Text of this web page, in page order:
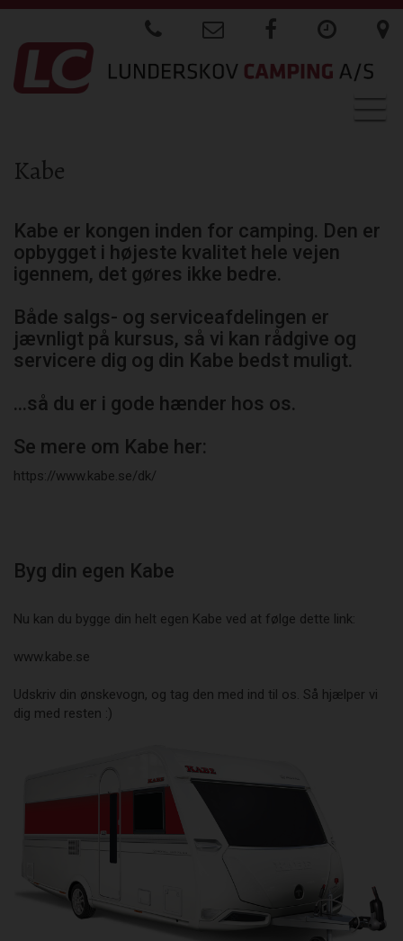
Kabe
Kabe er kongen inden for camping. Den er
opbygget i højeste kvalitet hele vejen
igennem, det gøres ikke bedre.
Både salgs- og serviceafdelingen er
jævnligt på kursus, så vi kan rådgive og
servicere dig og din Kabe bedst muligt.
...så du er i gode hænder hos os.
Se mere om Kabe her:
https://www.kabe.se/dk/
Byg din egen Kabe
Nu kan du bygge din helt egen Kabe ved at følge dette link:
www.kabe.se
Udskriv din ønskevogn, og tag den med ind til os. Så hjælper vi
dig med resten :)